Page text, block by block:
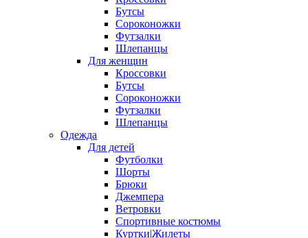
Бутсы
Сороконожки
Футзалки
Шлепанцы
Для женщин
Кроссовки
Бутсы
Сороконожки
Футзалки
Шлепанцы
Одежда
Для детей
Футболки
Шорты
Брюки
Джемпера
Ветровки
Спортивные костюмы
Куртки|Жилеты